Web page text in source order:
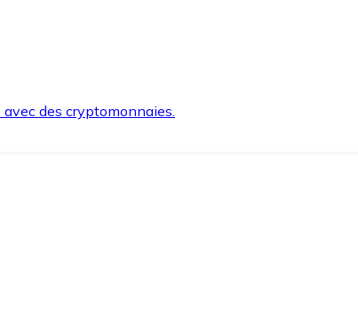
des cryptomonnaies.
et en toute sécurité.
vous en avez besoin.